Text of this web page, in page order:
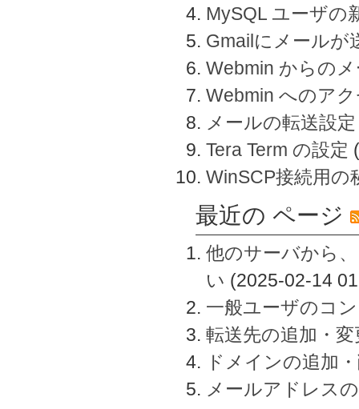
MySQL ユーザの
Gmailにメールが
Webmin からの
Webmin へのア
メールの転送設定
Tera Term の設定
WinSCP接続用の
最近の ページ
他のサーバから
い (2025-02-14
一般ユーザのコ
転送先の追加・
ドメインの追加
メールアドレス